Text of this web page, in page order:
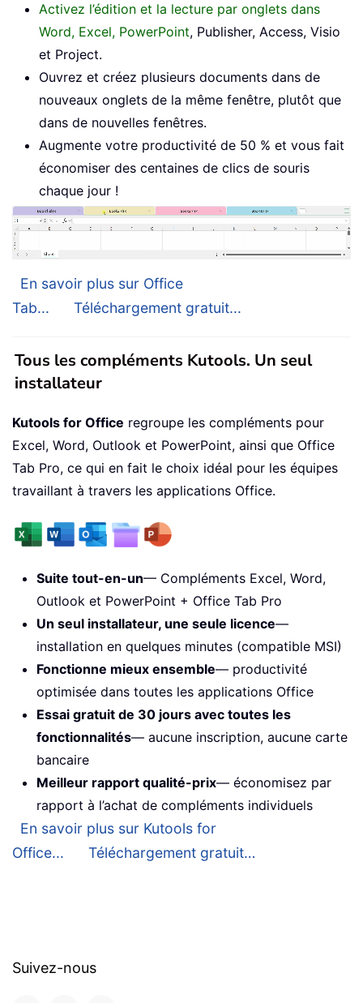
Activez l’édition et la lecture par onglets dans
Word, Excel, PowerPoint, Publisher, Access, Visio
et Project.
Ouvrez et créez plusieurs documents dans de
nouveaux onglets de la même fenêtre, plutôt que
dans de nouvelles fenêtres.
Augmente votre productivité de 50 % et vous fait
économiser des centaines de clics de souris
chaque jour !
En savoir plus sur Office
Tab...
Téléchargement gratuit...
Tous les compléments Kutools. Un seul
installateur
Kutools for Office regroupe les compléments pour
Excel, Word, Outlook et PowerPoint, ainsi que Office
Tab Pro, ce qui en fait le choix idéal pour les équipes
travaillant à travers les applications Office.
Suite tout-en-un— Compléments Excel, Word,
Outlook et PowerPoint + Office Tab Pro
Un seul installateur, une seule licence—
installation en quelques minutes (compatible MSI)
Fonctionne mieux ensemble— productivité
optimisée dans toutes les applications Office
Essai gratuit de 30 jours avec toutes les
fonctionnalités— aucune inscription, aucune carte
bancaire
Meilleur rapport qualité-prix— économisez par
rapport à l’achat de compléments individuels
En savoir plus sur Kutools for
Office...
Téléchargement gratuit…
Suivez-nous